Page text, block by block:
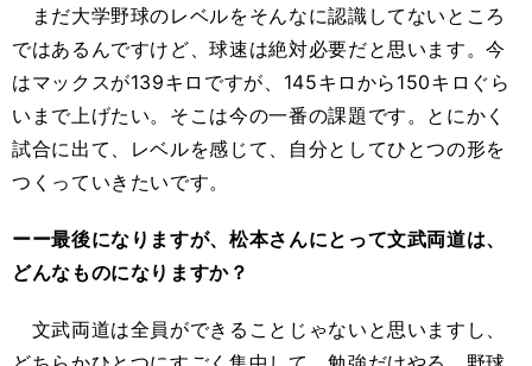
まだ大学野球のレベルをそんなに認識してないところ
ではあるんですけど、球速は絶対必要だと思います。今
はマックスが139キロですが、145キロから150キロぐら
いまで上げたい。そこは今の一番の課題です。とにかく
試合に出て、レベルを感じて、自分としてひとつの形を
つくっていきたいです。
ーー最後になりますが、松本さんにとって文武両道は、
どんなものになりますか？
文武両道は全員ができることじゃないと思いますし、